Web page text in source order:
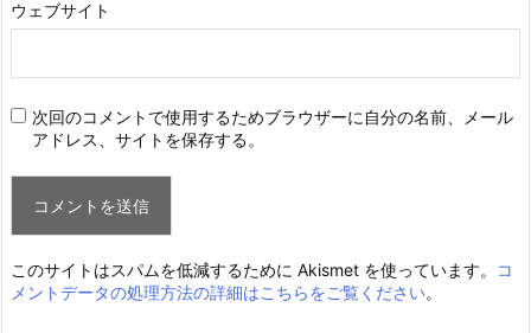
ウェブサイト
次回のコメントで使用するためブラウザーに自分の名前、メール
アドレス、サイトを保存する。
このサイトはスパムを低減するために Akismet を使っています。
コ
メントデータの処理方法の詳細はこちらをご覧ください。